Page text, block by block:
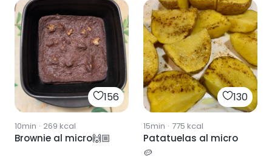
156
10min · 269 kcal
Brownie al micro🙌🏼
130
15min · 775 kcal
Patatuelas al micro
🥔